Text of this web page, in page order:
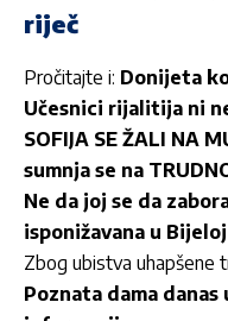
riječ
Pročitajte i: Donijeta
Učesnici rijalitija ni
SOFIJA SE ŽALI NA
sumnja se na
Ne da joj se da
isponižavana u
Zbog ubistva uhapšene
Poznata dama